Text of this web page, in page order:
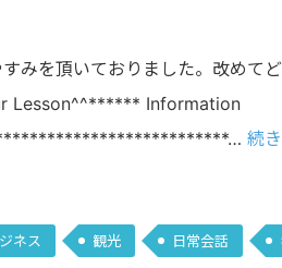
みを頂いておりました。改めて
Lesson^^****** Information
続
ネス 観光 日常会話